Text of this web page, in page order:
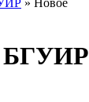
» Новое
БГУИР